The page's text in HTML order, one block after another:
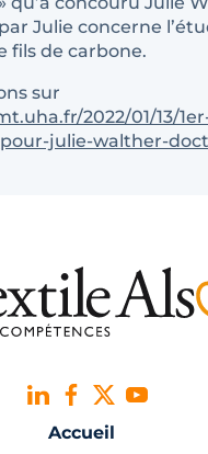
Julie concerne
de carbone.
sur
2022/01/13/
julie-walther-
Accueil